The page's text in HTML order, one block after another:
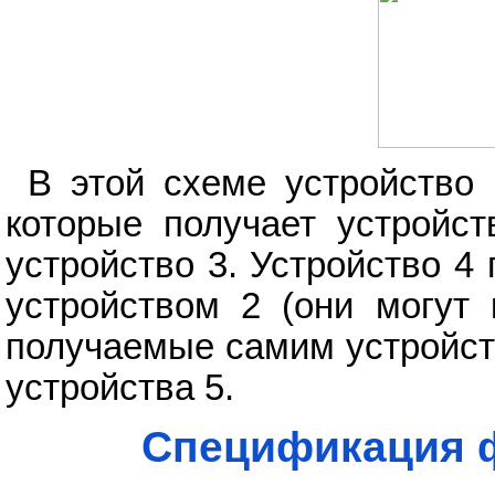
В этой схеме
которые получает
устройство 3. Устройство
устройством 2 (они могут
получаемые самим
устройства 5.
Спецификация